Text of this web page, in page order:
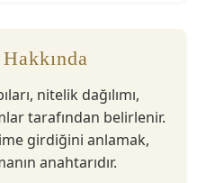
nitelik dağılımı,
tarafından belirlenir.
girdiğini anlamak,
anahtarıdır.